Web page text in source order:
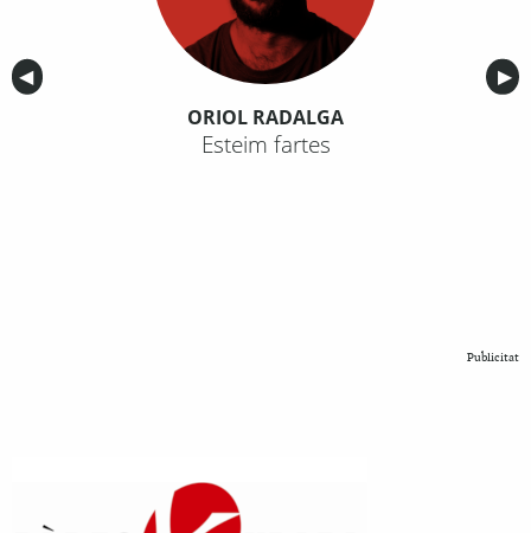
Anterior
◀︎ ▶︎
ORIOL RADALGA
Esteim fartes
Publicitat